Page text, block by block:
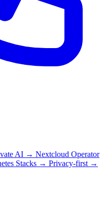
AI → Nextcloud Operator
Stacks → Privacy-first →